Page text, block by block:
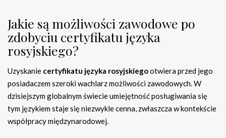
Jakie są możliwości zawodowe po
zdobyciu certyfikatu języka
rosyjskiego?
Uzyskanie certyfikatu języka rosyjskiegootwiera przed jego
posiadaczem szeroki wachlarz możliwości zawodowych. W
dzisiejszym globalnym świecie umiejętność posługiwania się
tym językiem staje się niezwykle cenna, zwłaszcza w kontekście
współpracy międzynarodowej.